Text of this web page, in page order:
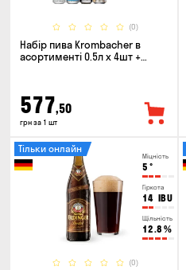
(0)
Набір пива Krombacher в
асортименті 0.5л х 4шт +
577,50
грн за 1 шт
Міцність
5 °
Гіркота
14 IBU
Щільність
12.8 %
(0)
Тільки онлайн